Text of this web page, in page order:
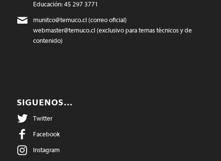
Educación: 45 297 3771
munitco@temuco.cl(correo oficial)
webmaster@temuco.cl(exclusivo para temas técnicos y de
contenido)
SIGUENOS…
Twitter
Facebook
Instagram